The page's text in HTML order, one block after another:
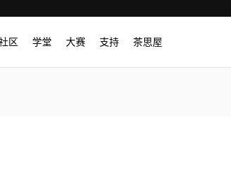
区 学堂 大赛 支持 茶思屋